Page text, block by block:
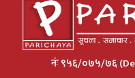
नंः ९५६/०७५/७६